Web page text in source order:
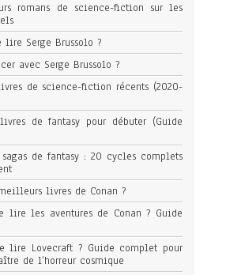
romans de science-fiction sur les
lire Serge Brussolo ?
avec Serge Brussolo ?
de science-fiction récents (2020-
de fantasy pour débuter (Guide
de fantasy : 20 cycles complets
livres de Conan ?
lire les aventures de Conan ? Guide
lire Lovecraft ? Guide complet pour
de l’horreur cosmique